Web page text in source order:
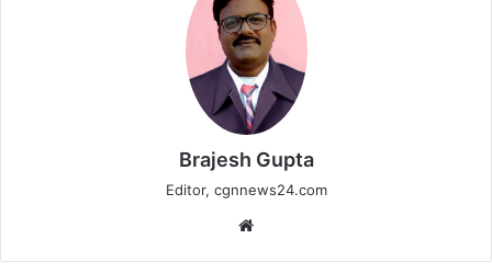
Brajesh Gupta
Editor, cgnnews24.com